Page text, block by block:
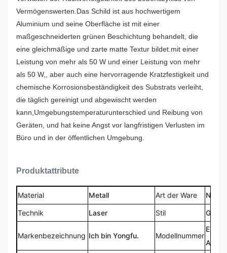
Vermögenswerten. Das Schild ist aus hochwertigem
Aluminium und seine Oberfläche ist mit einer
maßgeschneiderten grünen Beschichtung behandelt, die
eine gleichmäßige und zarte matte Textur bildet.mit einer
Leistung von mehr als 50 W und einer Leistung von mehr
als 50 W,, aber auch eine hervorragende Kratzfestigkeit und
chemische Korrosionsbeständigkeit des Substrats verleiht,
die täglich gereinigt und abgewischt werden
kann,Umgebungstemperaturunterschied und Reibung von
Geräten, und hat keine Angst vor langfristigen Verlusten im
Büro und in der öffentlichen Umgebung.
Produktattribute
Material Metall Art der Ware
Technik Laser Stil
Markenbezeichnung Ich bin Yongfu. Modellnummer